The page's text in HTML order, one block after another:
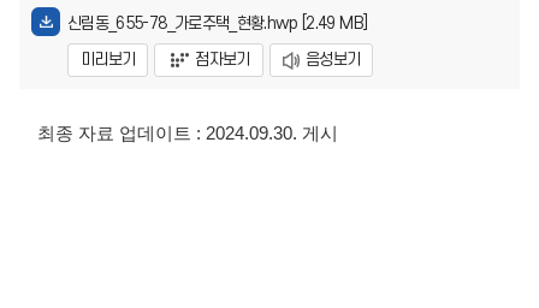
신림동_655-78_가로주택_현황.hwp [2.49 MB]
미리보기
점자보기 음성보기
최종 자료 업데이트 : 2024.09.30. 게시